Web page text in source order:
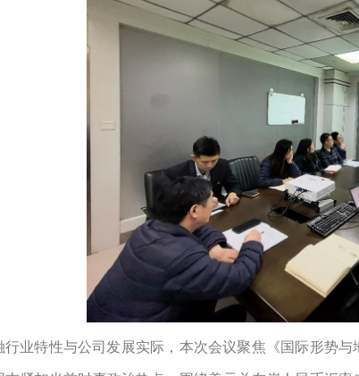
行业特性与公司发展实际，本次会议聚焦《国际形势